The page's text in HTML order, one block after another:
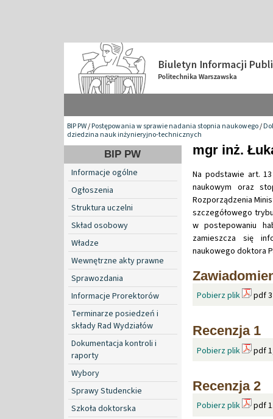
BIP PW/Postępowania w sprawie nadania stopnia naukowego/
dziedzina nauk inżynieryjno-technicznych
BIP PW
Informacje ogólne
Ogłoszenia
Struktura uczelni
Skład osobowy
Władze
Wewnętrzne akty prawne
Sprawozdania
Informacje Prorektorów
Terminarze posiedzeń i
składy Rad Wydziałów
Dokumentacja kontroli i
raporty
Wybory
Sprawy Studenckie
Szkoła doktorska
mgr inż.
Na podstawie art.
naukowym oraz
Rozporządzenia
szczegółowego
w postepowaniu
zamieszcza się
naukowego doktora
Pobierz plik pdf
Recenzja 1
Pobierz plik pdf
Recenzja 2
Pobierz plik pdf